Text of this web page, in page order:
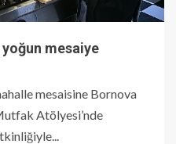
mesaiye
mesaisine Bornova
Atölyesi’nde